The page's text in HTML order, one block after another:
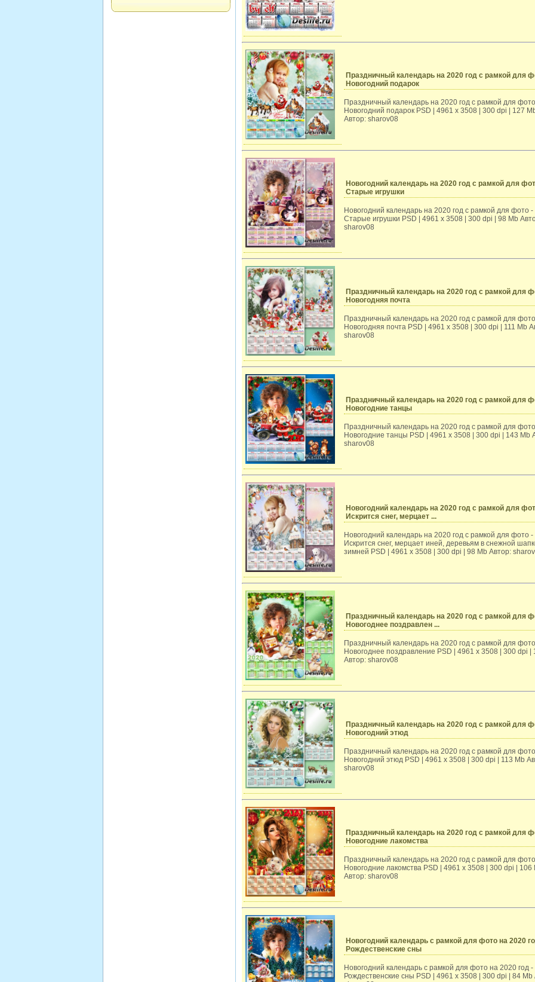
Праздничный календарь на 2020 год с рамкой для
Новогодний подарок
Праздничный календарь на 2020 год с рамкой для
Новогодний подарок PSD | 4961 х 3508 | 300 dpi | 127
Автор: sharov08
Новогодний календарь на 2020 год с рамкой для
Старые игрушки
Новогодний календарь на 2020 год с рамкой для фото -
Старые игрушки PSD | 4961 х 3508 | 300 dpi | 98 Mb
sharov08
Праздничный календарь на 2020 год с рамкой для
Новогодняя почта
Праздничный календарь на 2020 год с рамкой для
Новогодняя почта PSD | 4961 х 3508 | 300 dpi | 111 Mb
sharov08
Праздничный календарь на 2020 год с рамкой для
Новогодние танцы
Праздничный календарь на 2020 год с рамкой для
Новогодние танцы PSD | 4961 х 3508 | 300 dpi | 143 Mb
sharov08
Новогодний календарь на 2020 год с рамкой для
Искрится снег, мерцает ...
Новогодний календарь на 2020 год с рамкой для фото -
Искрится снег, мерцает иней, деревьям в снежной
зимней PSD | 4961 х 3508 | 300 dpi | 98 Mb Автор:
Праздничный календарь на 2020 год с рамкой для
Новогоднее поздравлен ...
Праздничный календарь на 2020 год с рамкой для
Новогоднее поздравление PSD | 4961 х 3508 | 300 dpi |
Автор: sharov08
Праздничный календарь на 2020 год с рамкой для
Новогодний этюд
Праздничный календарь на 2020 год с рамкой для
Новогодний этюд PSD | 4961 х 3508 | 300 dpi | 113 Mb
sharov08
Праздничный календарь на 2020 год с рамкой для
Новогодние лакомства
Праздничный календарь на 2020 год с рамкой для
Новогодние лакомства PSD | 4961 х 3508 | 300 dpi | 106
Автор: sharov08
Новогодний календарь с рамкой для фото на 2020
Рождественские сны
Новогодний календарь с рамкой для фото на 2020 год -
Рождественские сны PSD | 4961 х 3508 | 300 dpi | 84 Mb